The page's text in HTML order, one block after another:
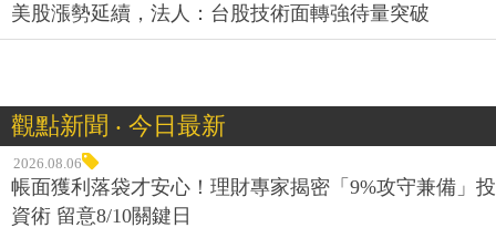
美股漲勢延續，法人：台股技術面轉強待量突破
觀點新聞 ‧ 今日最新
2026.08.06
帳面獲利落袋才安心！理財專家揭密「9%攻守兼備」投
資術 留意8/10關鍵日